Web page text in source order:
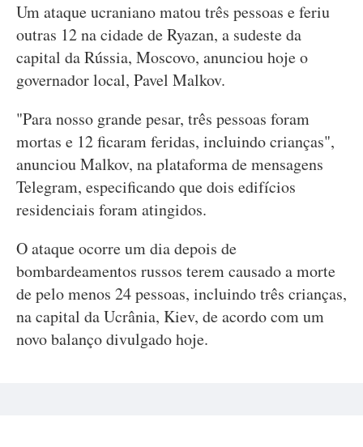
Um ataque ucraniano matou três pessoas e feriu
outras 12 na cidade de Ryazan, a sudeste da
capital da Rússia, Moscovo, anunciou hoje o
governador local, Pavel Malkov.
"Para nosso grande pesar, três pessoas foram
mortas e 12 ficaram feridas, incluindo crianças",
anunciou Malkov, na plataforma de mensagens
Telegram, especificando que dois edifícios
residenciais foram atingidos.
O ataque ocorre um dia depois de
bombardeamentos russos terem causado a morte
de pelo menos 24 pessoas, incluindo três crianças,
na capital da Ucrânia, Kiev, de acordo com um
novo balanço divulgado hoje.